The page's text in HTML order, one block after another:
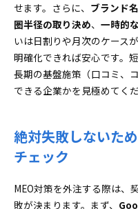
せます。さらに、 ブランド
圏半径の取り決め、 一時的
いは日割りや月次のケースが
明確化できれば安心です。
長期の基盤施策（口コミ、
できる企業かを見極めてくだ
絶対失敗しないた
チェック
MEO対策を外注する際は、
敗が決まります。まず、